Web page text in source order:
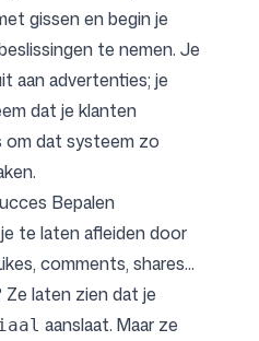
gissen en begin je
te nemen. Je
aan advertenties; je
dat je klanten
om dat systeem zo
Bepalen
te laten afleiden door
comments, shares...
laten zien dat je
aanslaat. Maar ze